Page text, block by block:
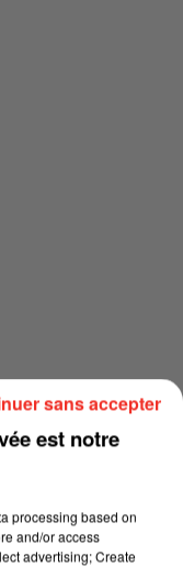
est notre
processing based on
and/or access
advertising; Create
sans accepter